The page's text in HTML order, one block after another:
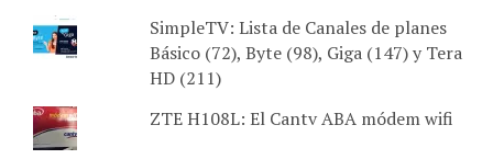
SimpleTV: Lista de Canales de planes
Básico (72), Byte (98), Giga (147) y Tera
HD (211)
ZTE H108L: El Cantv ABA módem wifi